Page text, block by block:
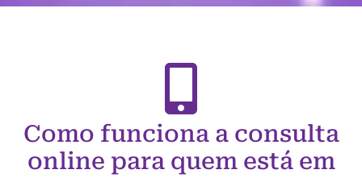
Como funciona a consulta
online para quem está em